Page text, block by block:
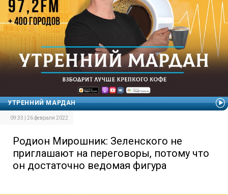
УТРЕННИЙ МАРДАН
09:33 | 26 февраля 2022
Родион Мирошник: Зеленского не
приглашают на переговоры, потому что
он достаточно ведомая фигура